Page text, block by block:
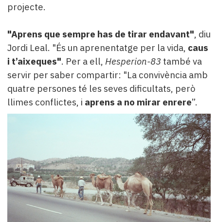
projecte.
"Aprens que sempre has de tirar endavant", diu
Jordi Leal. "És un aprenentatge per la vida, caus
i t’aixeques". Per a ell, Hesperion-83 també va
servir per saber compartir: "La convivència amb
quatre persones té les seves dificultats, però
llimes conflictes, i aprens a no mirar enrere”.